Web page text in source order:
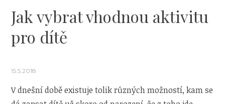
Jak vybrat vhodnou aktivitu
pro dítě
15.5.2018
V dnešní době existuje tolik různých možností, kam se